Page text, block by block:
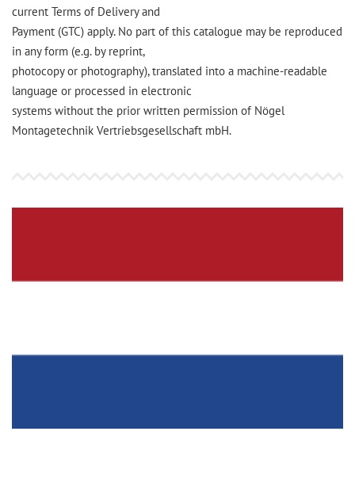
current Terms of Delivery and
Payment (GTC) apply. No part of this catalogue may be reproduced
in any form (e.g. by reprint,
photocopy or photography), translated into a machine-readable
language or processed in electronic
systems without the prior written permission of Nögel
Montagetechnik Vertriebsgesellschaft mbH.